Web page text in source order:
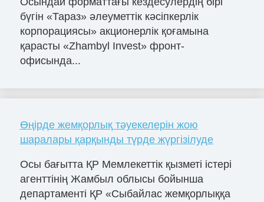
бүгін «Тараз» әлеуметтік кәсіпкерлік
корпорациясы» акционерлік қоғамына
қарасты «Zhambyl Invest» фронт-
офисында...
Өңірде жемқорлық тәуекелерін жою
шаралары қарқынды түрде жүргізілуде
Осы бағытта ҚР Мемлекеттік қызметі істері
агенттінің Жамбыл облысы бойынша
департаменті ҚР «Сыбайлас жемқорлыққа